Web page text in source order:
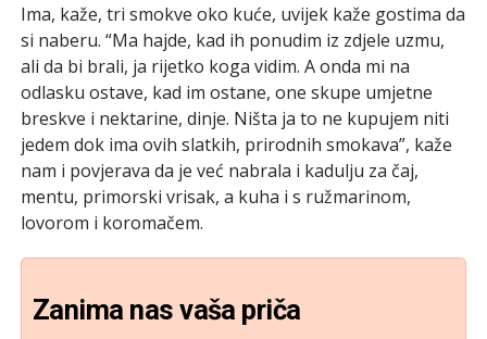
Ima, kaže, tri smokve oko kuće, uvijek kaže gostima da
si naberu. “Ma hajde, kad ih ponudim iz zdjele uzmu,
ali da bi brali, ja rijetko koga vidim. A onda mi na
odlasku ostave, kad im ostane, one skupe umjetne
breskve i nektarine, dinje. Ništa ja to ne kupujem niti
jedem dok ima ovih slatkih, prirodnih smokava”, kaže
nam i povjerava da je već nabrala i kadulju za čaj,
mentu, primorski vrisak, a kuha i s ružmarinom,
lovorom i koromačem.
Zanima nas vaša priča